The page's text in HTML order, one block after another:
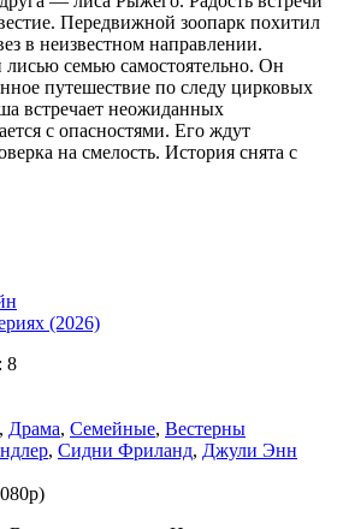
Передвижной зоопарк похитил
в неизвестном направлении.
лисью семью самостоятельно. Он
путешествие по следу цирковых
встречает неожиданных
с опасностями. Его ждут
на смелость. История снята с
(2026)
8
, Драма, Семейные, Вестерны
, Сидни Фриланд, Джули Энн